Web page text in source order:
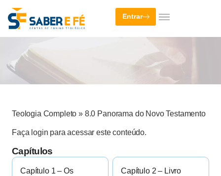
Entrar
Teologia Completo » 8.0 Panorama do Novo Testamento
Faça login para acessar este conteúdo.
Capítulos
Capítulo 1 – Os
Capítulo 2 – Livro